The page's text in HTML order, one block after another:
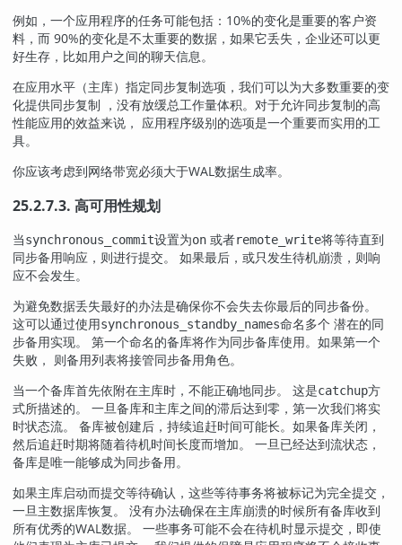
例如，一个应用程序的任务可能包括：10%的变化是重要的客户资
料，而 90%的变化是不太重要的数据，如果它丢失，企业还可以更
好生存，比如用户之间的聊天信息。
在应用水平（主库）指定同步复制选项，我们可以为大多数重要的变
化提供同步复制 ，没有放缓总工作量体积。对于允许同步复制的高
性能应用的效益来说， 应用程序级别的选项是一个重要而实用的工
具。
你应该考虑到网络带宽必须大于WAL数据生成率。
25.2.7.3. 高可用性规划
当synchronous_commit设置为on 或者remote_write将等待直到
同步备用响应，则进行提交。 如果最后，或只发生待机崩溃，则响
应不会发生。
为避免数据丢失最好的办法是确保你不会失去你最后的同步备份。
这可以通过使用synchronous_standby_names命名多个 潜在的同
步备用实现。 第一个命名的备库将作为同步备库使用。如果第一个
失败， 则备用列表将接管同步备用角色。
当一个备库首先依附在主库时，不能正确地同步。 这是catchup方
式所描述的。 一旦备库和主库之间的滞后达到零，第一次我们将实
时状态流。 备库被创建后，持续追赶时间可能长。如果备库关闭，
然后追赶时期将随着待机时间长度而增加。 一旦已经达到流状态，
备库是唯一能够成为同步备用。
如果主库启动而提交等待确认，这些等待事务将被标记为完全提交，
一旦主数据库恢复。 没有办法确保在主库崩溃的时候所有备库收到
所有优秀的WAL数据。 一些事务可能不会在待机时显示提交，即使